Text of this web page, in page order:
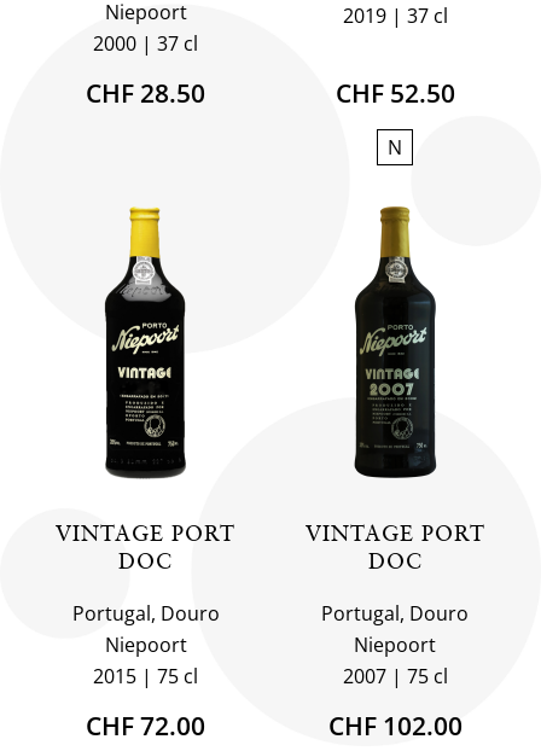
Niepoort
2000
37 cl
CHF 28.50
2019
37 cl
CHF 52.50
N
VINTAGE PORT
DOC
Portugal, Douro
Niepoort
2015
75 cl
CHF 72.00
VINTAGE PORT
DOC
Portugal, Douro
Niepoort
2007
75 cl
CHF 102.00